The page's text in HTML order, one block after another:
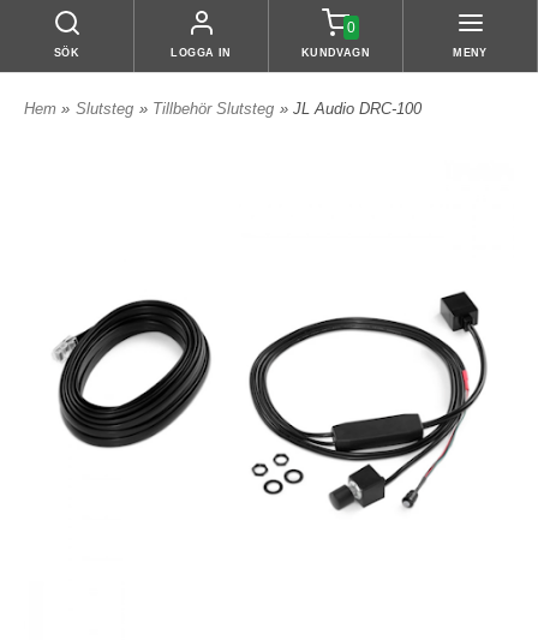
SÖK LOGGA IN
0
KUNDVAGN MENY
Hem » Slutsteg » Tillbehör Slutsteg » JL Audio DRC-100